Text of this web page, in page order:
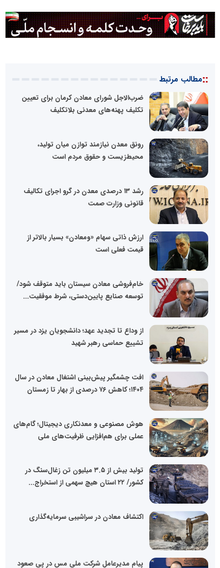
::مطالب مرتبط
ضرب‌الاجل شورای معادن کرمان برای تعیین
تکلیف پهنه‌های معدنی بلاتکلیف
رونق معدن نیازمند توازن میان تولید،
محیط‌زیست و حقوق مردم است
رشد ۱۳ درصدی معدن در گرو اجرای تکالیف
قانونی وزارت صمت
ارزش ذاتی سهام «ومعادن» بسیار بالاتر از
قیمت فعلی است
خام‌فروشی معادن سیستان باید متوقف شود/
توسعه صنایع پایین‌دستی، شرط موفقیت...
از وداع تا تجدید عهد؛ دانشجویان یزد در مسیر
تشییع حماسی رهبر شهید
افت چشمگیر پیش‌بینی اشتغال معادن در سال
۱۴۰۴؛ کاهش ۷۶ درصدی از بهار تا زمستان
هوش مصنوعی و معدنکاری دیجیتال؛ گام‌های
عملی برای هم‌افزایی ظرفیت‌های ملی
تولید بیش از ۳.۵ میلیون تن زغال‌سنگ در
کشور/ ۲۲ استان هیچ سهمی از استخراج...
اکتشاف معادن در سراشیبی سرمایه‌گذاری
پیام مدیرعامل شرکت ملی مس در پی صعود